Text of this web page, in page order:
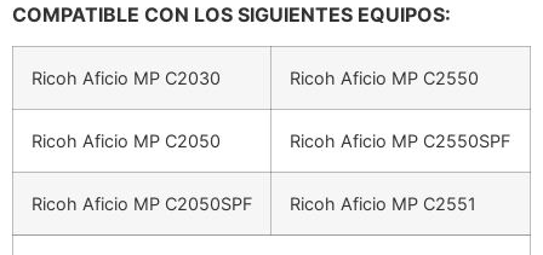
COMPATIBLE CON LOS SIGUIENTES EQUIPOS:
Ricoh Aficio MP C2030 Ricoh Aficio MP C2550
Ricoh Aficio MP C2050 Ricoh Aficio MP C2550SPF
Ricoh Aficio MP C2050SPF Ricoh Aficio MP C2551